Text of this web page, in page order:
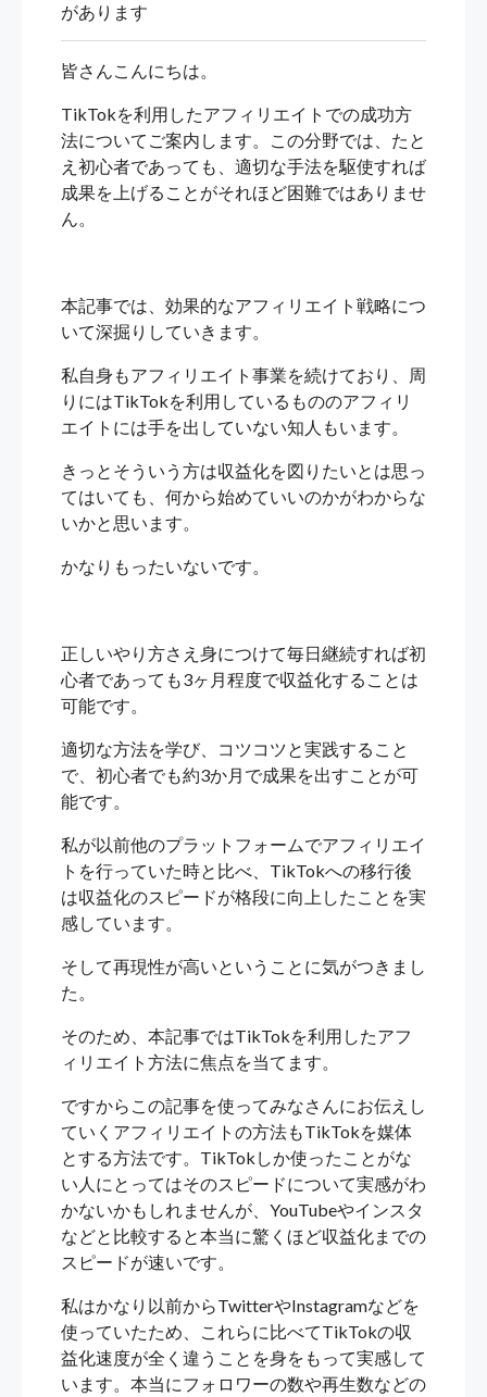
があります
皆さんこんにちは。
TikTokを利用したアフィリエイトでの成功方
法についてご案内します。この分野では、たと
え初心者であっても、適切な手法を駆使すれば
成果を上げることがそれほど困難ではありませ
ん。
本記事では、効果的なアフィリエイト戦略につ
いて深掘りしていきます。
私自身もアフィリエイト事業を続けており、周
りにはTikTokを利用しているもののアフィリ
エイトには手を出していない知人もいます。
きっとそういう方は収益化を図りたいとは思っ
てはいても、何から始めていいのかがわからな
いかと思います。
かなりもったいないです。
正しいやり方さえ身につけて毎日継続すれば初
心者であっても3ヶ月程度で収益化することは
可能です。
適切な方法を学び、コツコツと実践すること
で、初心者でも約3か月で成果を出すことが可
能です。
私が以前他のプラットフォームでアフィリエイ
トを行っていた時と比べ、TikTokへの移行後
は収益化のスピードが格段に向上したことを実
感しています。
そして再現性が高いということに気がつきまし
た。
そのため、本記事ではTikTokを利用したアフ
ィリエイト方法に焦点を当てます。
ですからこの記事を使ってみなさんにお伝えし
ていくアフィリエイトの方法もTikTokを媒体
とする方法です。TikTokしか使ったことがな
い人にとってはそのスピードについて実感がわ
かないかもしれませんが、YouTubeやインスタ
などと比較すると本当に驚くほど収益化までの
スピードが速いです。
私はかなり以前からTwitterやInstagramなどを
使っていたため、これらに比べてTikTokの収
益化速度が全く違うことを身をもって実感して
います。本当にフォロワーの数や再生数などの